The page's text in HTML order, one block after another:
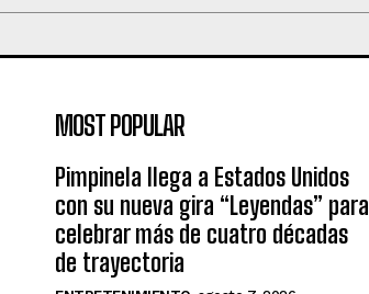
MOST POPULAR
Pimpinela llega a Estados Unidos
con su nueva gira “Leyendas” para
celebrar más de cuatro décadas
de trayectoria